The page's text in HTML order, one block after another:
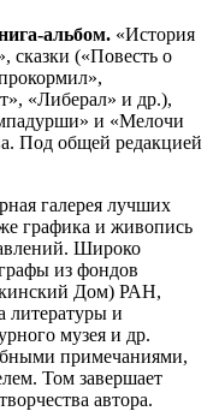
альбом. «История
сказки («Повесть о
«Либерал» и др.),
и «Мелочи
Под общей редакцией
галерея лучших
графика и живопись
Широко
из фондов
Дом) РАН,
литературы и
музея и др.
примечаниями,
Том завершает
автора.